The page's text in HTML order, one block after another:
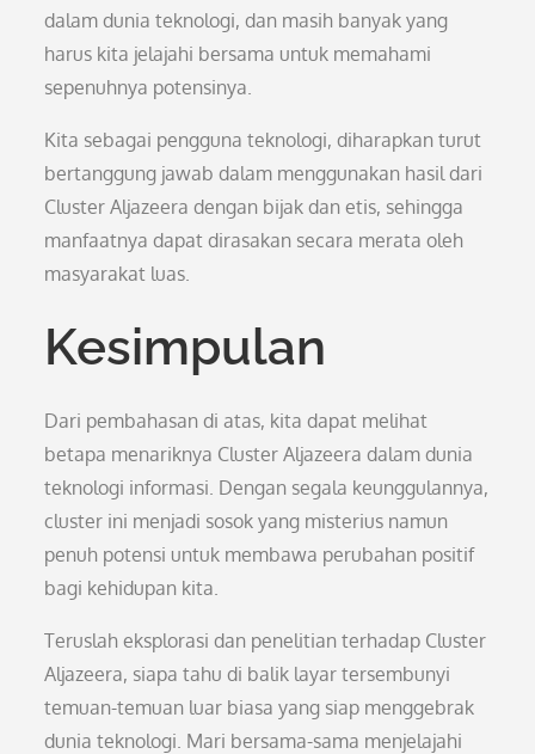
dalam dunia teknologi, dan masih banyak yang
harus kita jelajahi bersama untuk memahami
sepenuhnya potensinya.
Kita sebagai pengguna teknologi, diharapkan turut
bertanggung jawab dalam menggunakan hasil dari
Cluster Aljazeera dengan bijak dan etis, sehingga
manfaatnya dapat dirasakan secara merata oleh
masyarakat luas.
Kesimpulan
Dari pembahasan di atas, kita dapat melihat
betapa menariknya Cluster Aljazeera dalam dunia
teknologi informasi. Dengan segala keunggulannya,
cluster ini menjadi sosok yang misterius namun
penuh potensi untuk membawa perubahan positif
bagi kehidupan kita.
Teruslah eksplorasi dan penelitian terhadap Cluster
Aljazeera, siapa tahu di balik layar tersembunyi
temuan-temuan luar biasa yang siap menggebrak
dunia teknologi. Mari bersama-sama menjelajahi